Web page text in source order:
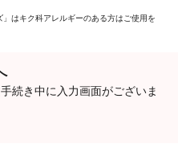
はキク科アレルギーのある方はご使用を
続き中に入力画面がございま